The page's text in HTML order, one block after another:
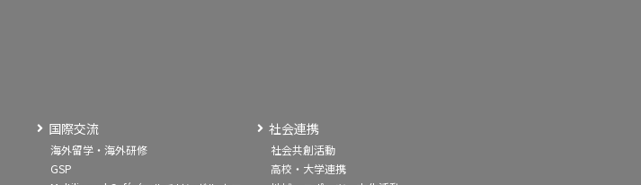
国際交流
海外留学・海外研修
GSP
社会連携
社会共創活動
高校・大学連携